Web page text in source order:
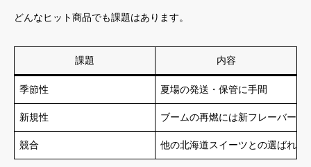
どんなヒット商品でも課題はあります。
課題 内容
季節性 夏場の発送・保管に手間
新規性 ブームの再燃には新フレーバーな
競合 他の北海道スイーツとの選ばれ方